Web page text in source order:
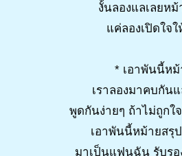
งั้นลองแลเลยหม้
แค่ลองเปิดใจ
* เอาพันนี้หม้
เราลองมาคบกัน
พูดกันง่ายๆ ถ้าไม่ถูกใ
เอาพันนี้หม้ายสรุป
มาเป็นแฟนฉัน รับรอ